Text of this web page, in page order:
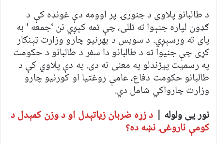
د طالبانو پلاوی د جنورۍ پر اوومه دې غونډه کې د
ګډون لپاره جنېوا ته تللی، چې تمه کېږي نن ‘جمعه ‘ به
پای ته ورسېږي. د سویس د بهرنیو چارو وزارت ټېنګار
کړی چې جنیوا ته د طالبانو دا سفر د طالبانو د حکومت
په رسمیت پیژندلو په معنی نه دی. په دې پلاوي کې د
طالبانو حکومت دفاع، عامې روغتیا او کورنیو چارو
وزارت چارواکي شامل دي.
نور یی ولوله | د زړه ضربان زیاتېدل او د وزن کمېدل د
کومې ناروغۍ نښه ده؟